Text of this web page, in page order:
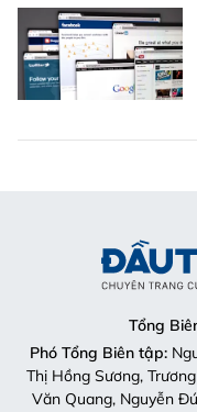
Tổng
Phó Tổng Biên tập:
Thị Hồng Sương,
Văn Quang, Nguyễn